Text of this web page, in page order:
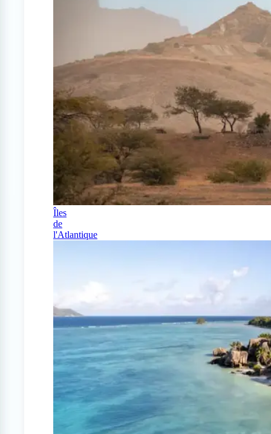
Îles
de
l'Atlantique